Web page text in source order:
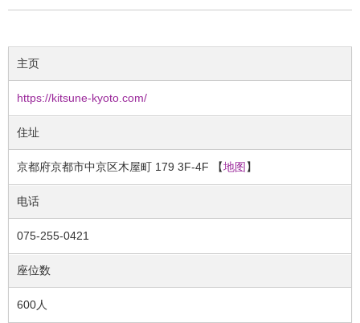
主页
https://kitsune-kyoto.com/
住址
京都府京都市中京区木屋町 179 3F-4F 【地图 】
电话
075-255-0421
座位数
600人